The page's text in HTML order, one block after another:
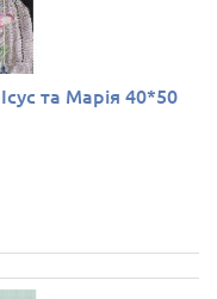
та Марія 40*50